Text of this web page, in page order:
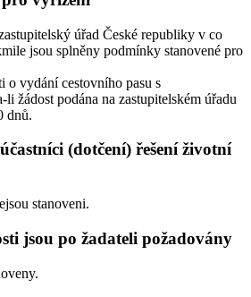
úřad České republiky v co
jsou splněny podmínky stanovené pro
o vydání cestovního pasu s
žádost podána na zastupitelském úřadu
dnů.
(dotčení) řešení životní
stanoveni.
jsou po žadateli požadovány